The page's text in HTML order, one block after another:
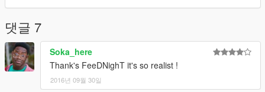
댓글 7
Soka_here
Thank's FeeDNighT it's so realist !
2016년 09월 30일